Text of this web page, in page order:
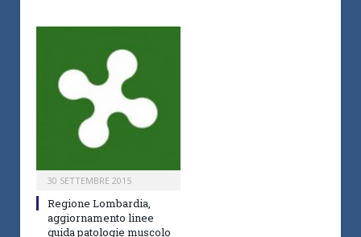
30 SETTEMBRE 2015
Regione Lombardia,
aggiornamento linee
guida patologie muscolo